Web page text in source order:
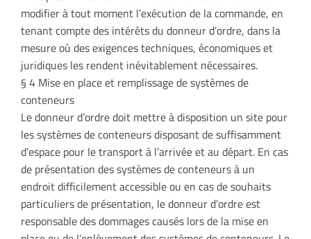
modifier à tout moment l’exécution de la commande, en
tenant compte des intérêts du donneur d’ordre, dans la
mesure où des exigences techniques, économiques et
juridiques les rendent inévitablement nécessaires.
§ 4 Mise en place et remplissage de systèmes de
conteneurs
Le donneur d’ordre doit mettre à disposition un site pour
les systèmes de conteneurs disposant de suffisamment
d’espace pour le transport à l’arrivée et au départ. En cas
de présentation des systèmes de conteneurs à un
endroit difficilement accessible ou en cas de souhaits
particuliers de présentation, le donneur d’ordre est
responsable des dommages causés lors de la mise en